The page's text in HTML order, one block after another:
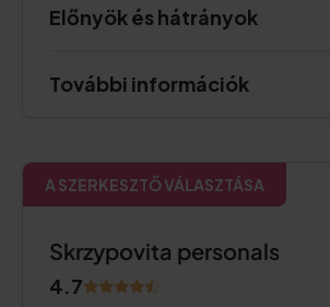
Előnyök és hátrányok
További információk
A SZERKESZTŐ VÁLASZTÁSA
Skrzypovita personals
4.7